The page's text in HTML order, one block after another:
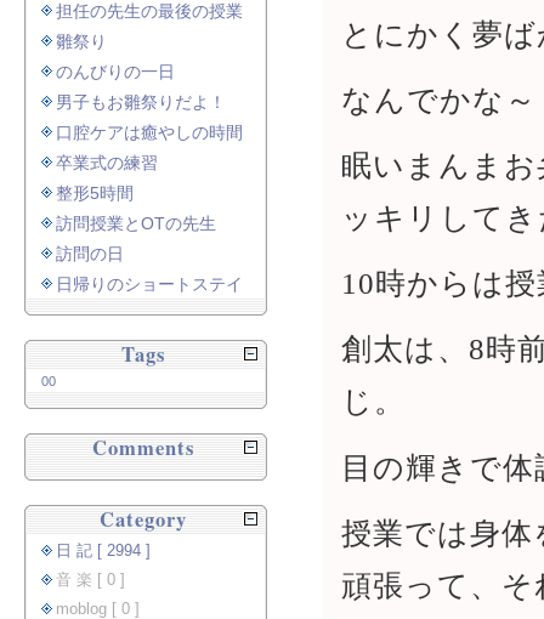
とにかく夢
なんでかな～
眠いまんま
ッキリして
10時からは授
創太は、8時
じ。
目の輝きで
授業では身
頑張って、
担任の先生の最後の授業
雛祭り
のんびりの一日
男子もお雛祭りだよ！
口腔ケアは癒やしの時間
卒業式の練習
整形5時間
訪問授業とOTの先生
訪問の日
日帰りのショートステイ
Tags
00
Comments
Category
日 記 [ 2994 ]
音 楽 [ 0 ]
moblog [ 0 ]